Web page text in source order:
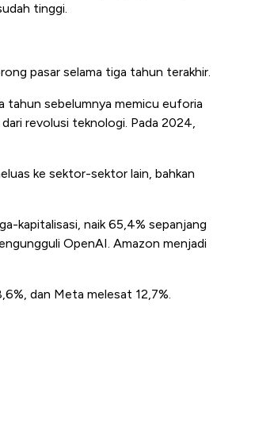
tinggi.
pasar selama tiga tahun terakhir.
tahun sebelumnya memicu euforia
revolusi teknologi. Pada 2024,
ke sektor-sektor lain, bahkan
kapitalisasi, naik 65,4% sepanjang
OpenAI. Amazon menjadi
dan Meta melesat 12,7%.